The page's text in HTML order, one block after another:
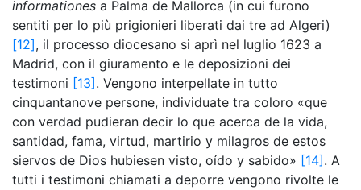
informationes a Palma de Mallorca (in cui furono
sentiti per lo più prigionieri liberati dai tre ad Algeri)
[12], il processo diocesano si aprì nel luglio 1623 a
Madrid, con il giuramento e le deposizioni dei
testimoni [13] . Vengono interpellate in tutto
cinquantanove persone, individuate tra coloro «que
con verdad pudieran decir lo que acerca de la vida,
santidad, fama, virtud, martirio y milagros de estos
siervos de Dios hubiesen visto, oído y sabido» [14] . A
tutti i testimoni chiamati a deporre vengono rivolte le